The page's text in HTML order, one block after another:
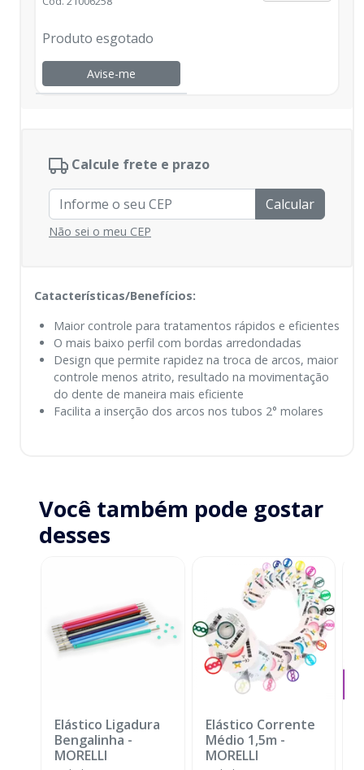
Produto esgotado
Avise-me
Calcule frete e prazo
Calcular
Não sei o meu CEP
Catacterísticas/Benefícios:
Maior controle para tratamentos rápidos e eficientes
O mais baixo perfil com bordas arredondadas
Design que permite rapidez na troca de arcos, maior
controle menos atrito, resultado na movimentação
do dente de maneira mais eficiente
Facilita a inserção dos arcos nos tubos 2° molares
Você também pode gostar
desses
Elástico Ligadura
Bengalinha -
MORELLI
Elástico Corrente
Médio 1,5m -
MORELLI